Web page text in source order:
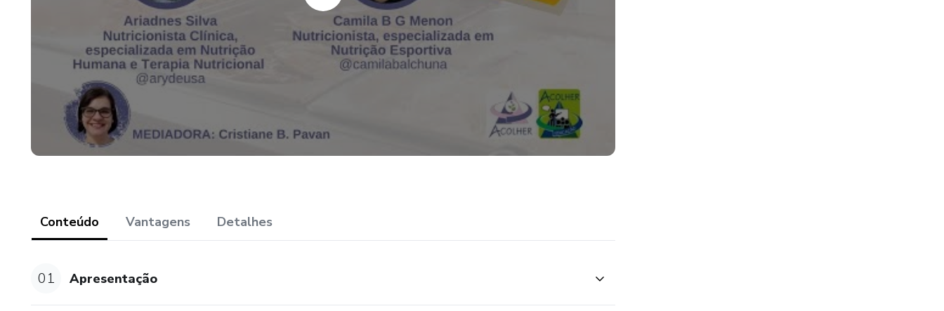
Conteúdo Vantagens Detalhes
01 Apresentação